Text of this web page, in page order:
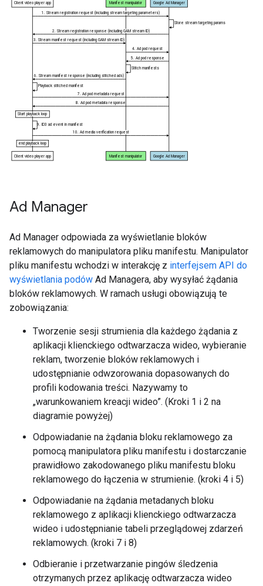
Ad Manager
Ad Manager odpowiada za wyświetlanie bloków
reklamowych do manipulatora pliku manifestu. Manipulator
pliku manifestu wchodzi w interakcję z interfejsem API do
wyświetlania podów Ad Managera, aby wysyłać żądania
bloków reklamowych. W ramach usługi obowiązują te
zobowiązania:
Tworzenie sesji strumienia dla każdego żądania z
aplikacji klienckiego odtwarzacza wideo, wybieranie
reklam, tworzenie bloków reklamowych i
udostępnianie odwzorowania dopasowanych do
profili kodowania treści. Nazywamy to
„warunkowaniem kreacji wideo”. (Kroki 1 i 2 na
diagramie powyżej)
Odpowiadanie na żądania bloku reklamowego za
pomocą manipulatora pliku manifestu i dostarczanie
prawidłowo zakodowanego pliku manifestu bloku
reklamowego do łączenia w strumienie. (kroki 4 i 5)
Odpowiadanie na żądania metadanych bloku
reklamowego z aplikacji klienckiego odtwarzacza
wideo i udostępnianie tabeli przeglądowej zdarzeń
reklamowych. (kroki 7 i 8)
Odbieranie i przetwarzanie pingów śledzenia
otrzymanych przez aplikację odtwarzacza wideo